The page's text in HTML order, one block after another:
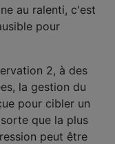
au ralenti, c'est
pour
2, à des
la gestion du
pour cibler un
que la plus
peut être